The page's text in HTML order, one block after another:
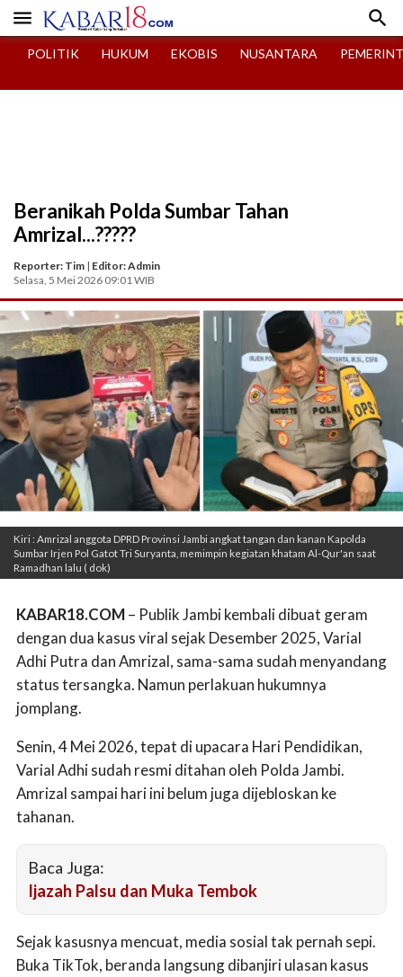
 
POLITIK HUKUM EKOBIS NUSANTARA
Beranikah Polda Sumbar Tahan
Amrizal...?????
Reporter: Tim | Editor: Admin
Selasa, 5 Mei 2026 09:01 WIB
Kiri : Amrizal anggota DPRD Provinsi Jambi angkat tangan dan kanan Kapolda
Sumbar Irjen Pol Gatot Tri Suryanta, memimpin kegiatan khatam Al-Qur'an saat
Ramadhan lalu ( dok)
KABAR18.COM– Publik Jambi kembali dibuat geram
dengan dua kasus viral sejak Desember 2025, Varial
Adhi Putra dan Amrizal, sama-sama sudah menyandang
status tersangka. Namun perlakuan hukumnya
jomplang.
Senin, 4 Mei 2026, tepat di upacara Hari Pendidikan,
Varial Adhi sudah resmi ditahan oleh Polda Jambi.
Amrizal sampai hari ini belum juga dijebloskan ke
tahanan.
Baca Juga:
Ijazah Palsu dan Muka Tembok
Sejak kasusnya mencuat, media sosial tak pernah sepi.
Buka TikTok, beranda langsung dibanjiri ulasan kasus